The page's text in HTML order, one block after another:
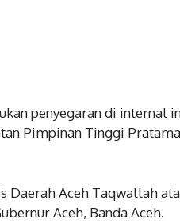
penyegaran di internal
Pimpinan Tinggi
Daerah Aceh Taqwallah
Aceh, Banda Aceh.